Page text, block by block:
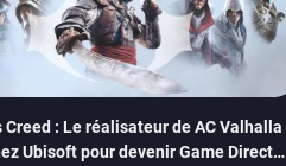
Creed : Le réalisateur de AC Valhalla
Ubisoft pour devenir Game Director